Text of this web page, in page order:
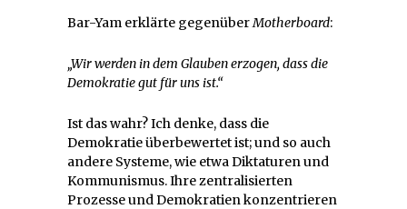
Bar-Yam erklärte gegenüberMotherboard:
„Wir werden in dem Glauben erzogen, dass die
Demokratie gut für uns ist.“
Ist das wahr? Ich denke, dass die
Demokratie überbewertet ist; und so auch
andere Systeme, wie etwa Diktaturen und
Kommunismus. Ihre zentralisierten
Prozesse und Demokratien konzentrieren